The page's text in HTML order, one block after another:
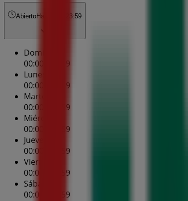
AbiertoHasta las 23:59
Domingo
00:00 - 23:59
Lunes
00:00 - 23:59
Martes
00:00 - 23:59
Miércoles
00:00 - 23:59
Jueves
00:00 - 23:59
Viernes
00:00 - 23:59
Sábado
00:00 - 23:59